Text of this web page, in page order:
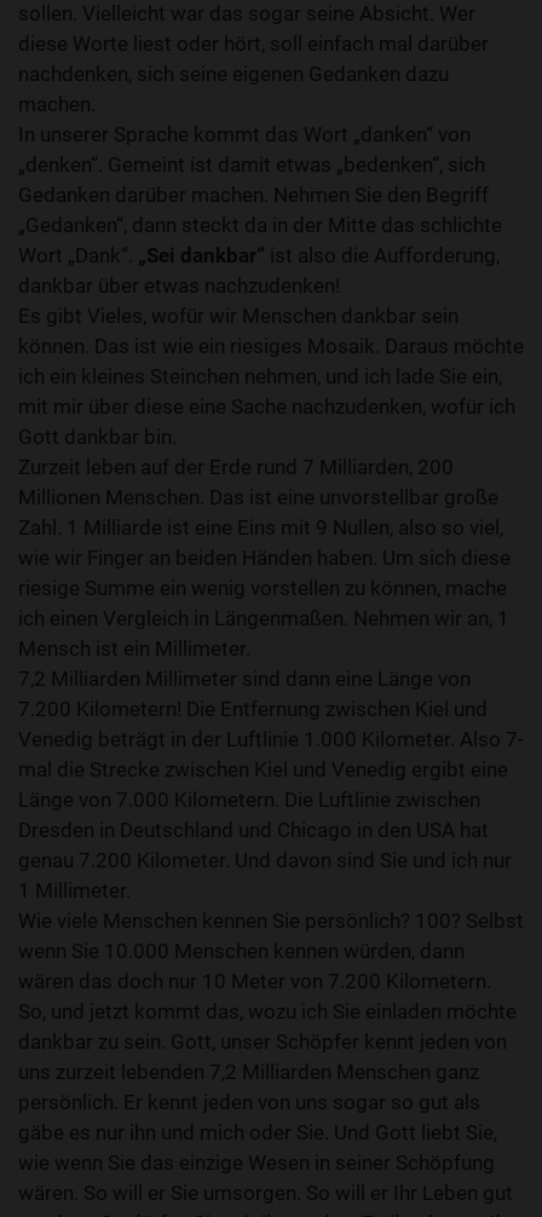
sollen. Vielleicht war das sogar seine Absicht. Wer
diese Worte liest oder hört, soll einfach mal darüber
nachdenken, sich seine eigenen Gedanken dazu
machen.
In unserer Sprache kommt das Wort „danken“ von
„denken“. Gemeint ist damit etwas „bedenken“, sich
Gedanken darüber machen. Nehmen Sie den Begriff
„Gedanken“, dann steckt da in der Mitte das schlichte
Wort „Dank“. „Sei dankbar“ ist also die Aufforderung,
dankbar über etwas nachzudenken!
Es gibt Vieles, wofür wir Menschen dankbar sein
können. Das ist wie ein riesiges Mosaik. Daraus möchte
ich ein kleines Steinchen nehmen, und ich lade Sie ein,
mit mir über diese eine Sache nachzudenken, wofür ich
Gott dankbar bin.
Zurzeit leben auf der Erde rund 7 Milliarden, 200
Millionen Menschen. Das ist eine unvorstellbar große
Zahl. 1 Milliarde ist eine Eins mit 9 Nullen, also so viel,
wie wir Finger an beiden Händen haben. Um sich diese
riesige Summe ein wenig vorstellen zu können, mache
ich einen Vergleich in Längenmaßen. Nehmen wir an, 1
Mensch ist ein Millimeter.
7,2 Milliarden Millimeter sind dann eine Länge von
7.200 Kilometern! Die Entfernung zwischen Kiel und
Venedig beträgt in der Luftlinie 1.000 Kilometer. Also 7-
mal die Strecke zwischen Kiel und Venedig ergibt eine
Länge von 7.000 Kilometern. Die Luftlinie zwischen
Dresden in Deutschland und Chicago in den USA hat
genau 7.200 Kilometer. Und davon sind Sie und ich nur
1 Millimeter.
Wie viele Menschen kennen Sie persönlich? 100? Selbst
wenn Sie 10.000 Menschen kennen würden, dann
wären das doch nur 10 Meter von 7.200 Kilometern.
So, und jetzt kommt das, wozu ich Sie einladen möchte
dankbar zu sein. Gott, unser Schöpfer kennt jeden von
uns zurzeit lebenden 7,2 Milliarden Menschen ganz
persönlich. Er kennt jeden von uns sogar so gut als
gäbe es nur ihn und mich oder Sie. Und Gott liebt Sie,
wie wenn Sie das einzige Wesen in seiner Schöpfung
wären. So will er Sie umsorgen. So will er Ihr Leben gut